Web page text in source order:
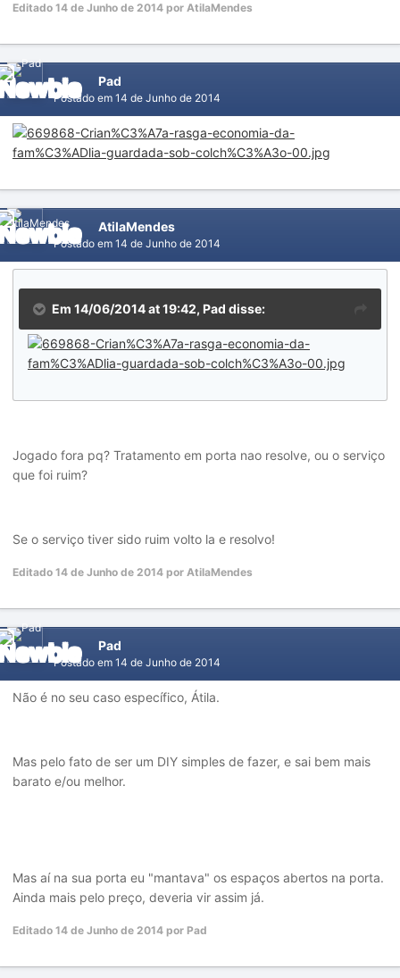
Editado 14 de Junho de 2014 por AtilaMendes
Pad
Postado em 14 de Junho de 2014
AtilaMendes
Postado em 14 de Junho de 2014
Em 14/06/2014 at 19:42, Pad disse:
Jogado fora pq? Tratamento em porta nao resolve, ou o serviço
que foi ruim?
Se o serviço tiver sido ruim volto la e resolvo!
Editado 14 de Junho de 2014 por AtilaMendes
Pad
Postado em 14 de Junho de 2014
Não é no seu caso específico, Átila.
Mas pelo fato de ser um DIY simples de fazer, e sai bem mais
barato e/ou melhor.
Mas aí na sua porta eu "mantava" os espaços abertos na porta.
Ainda mais pelo preço, deveria vir assim já.
Editado 14 de Junho de 2014 por Pad